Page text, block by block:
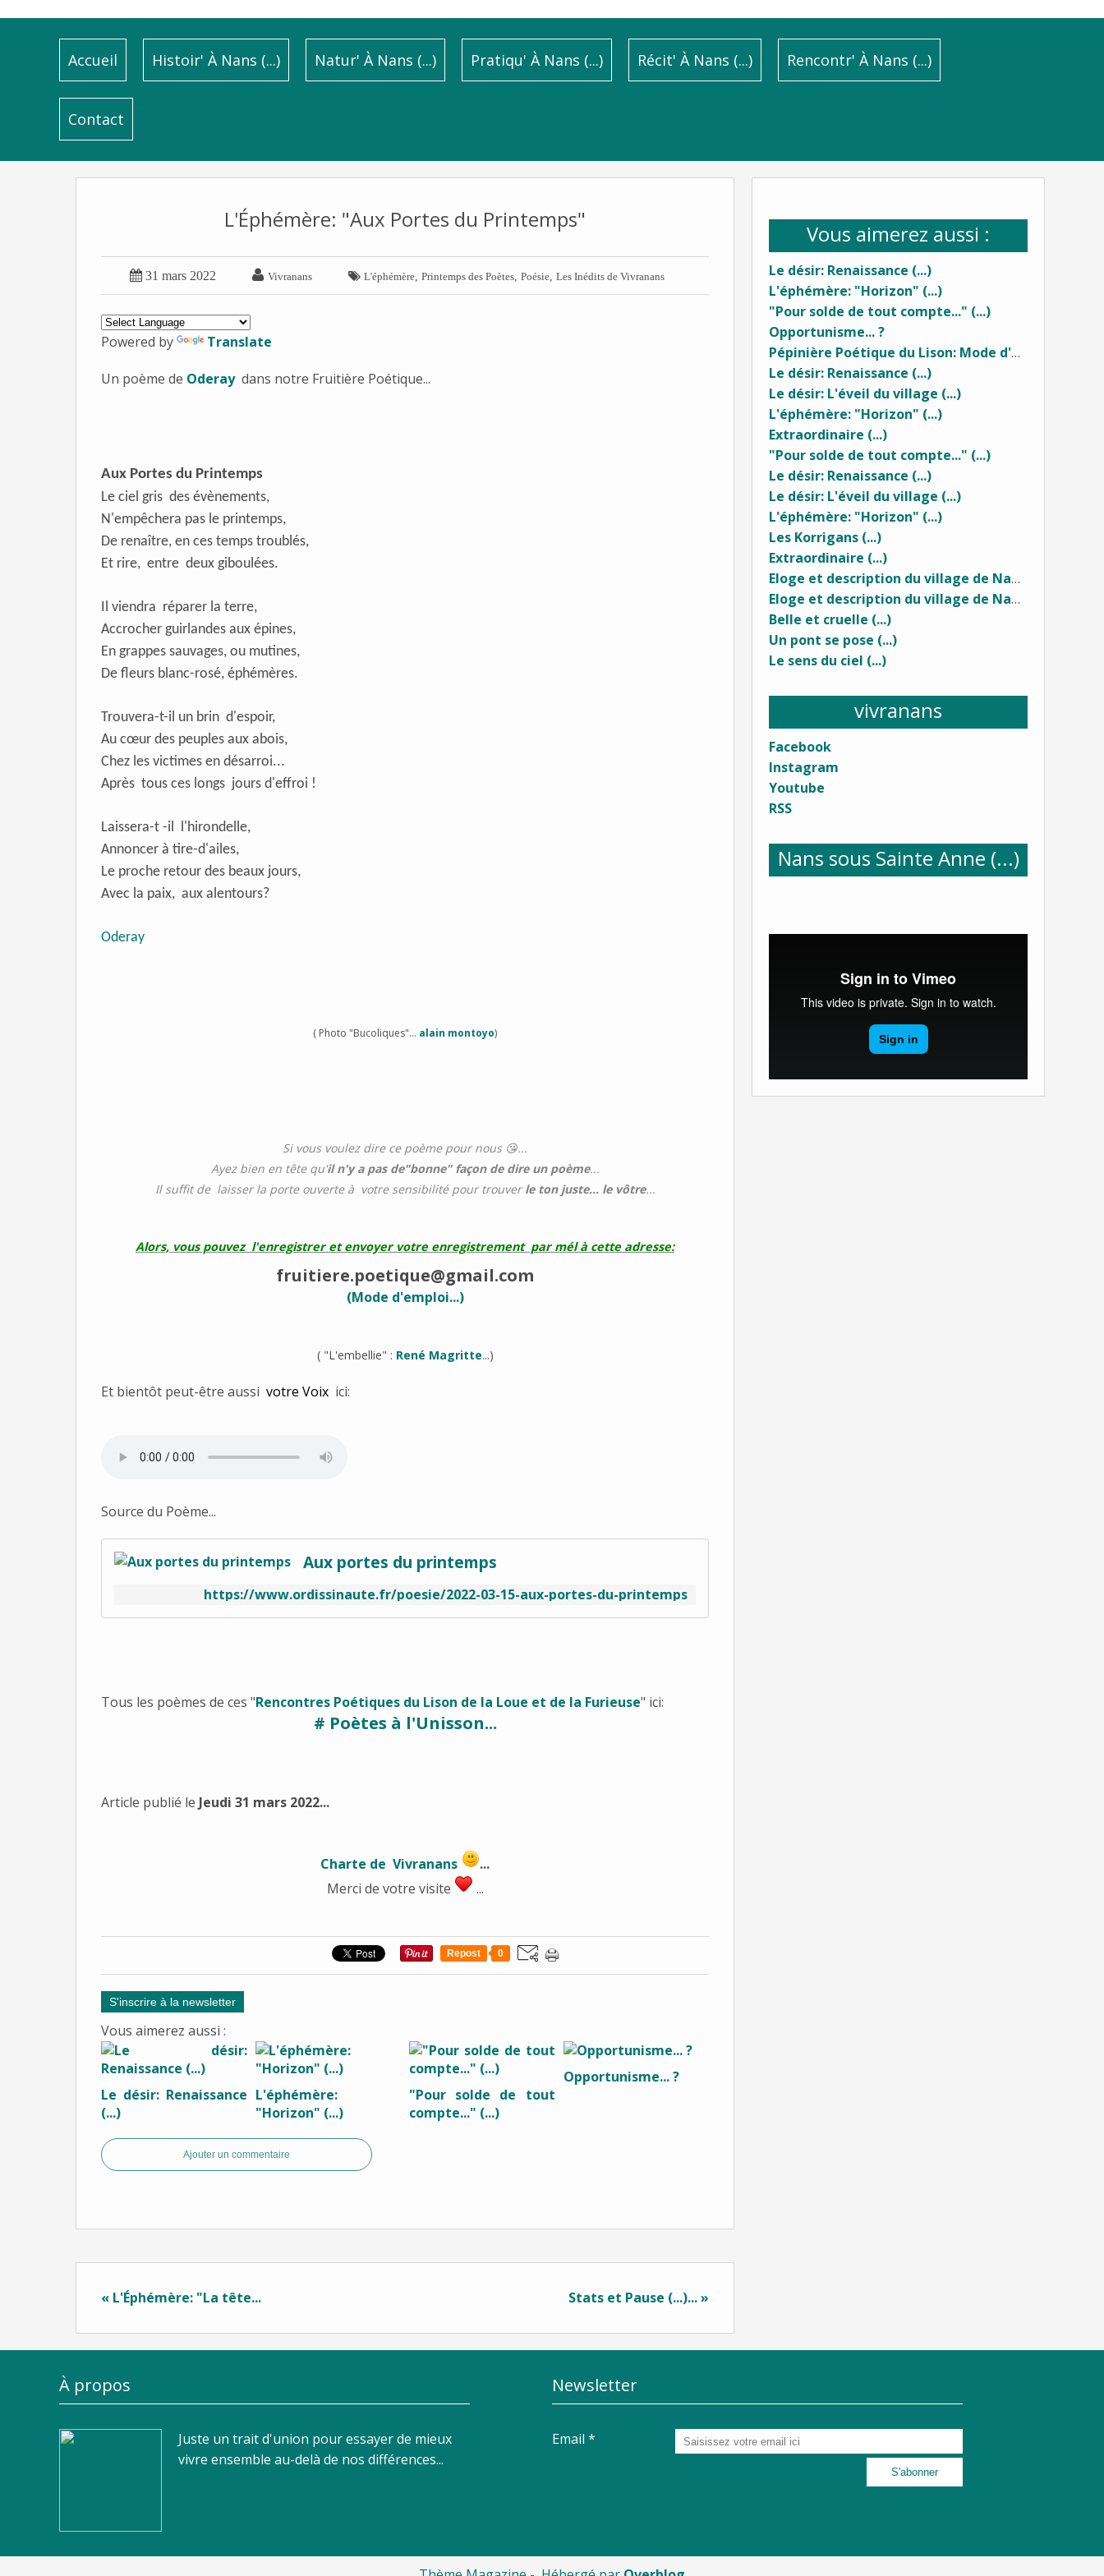
Accueil Histoir' À Nans (...) Natur' À Nans (...) Pratiqu' À Nans (...) Récit' À Nans (...) Rencontr' À Nans (...)
Contact
Vous aimerez aussi :
Le désir: Renaissance (...)
L'éphémère: "Horizon" (...)
"Pour solde de tout compte..." (...)
Opportunisme... ?
Pépinière Poétique du Lison: Mode d'emploi (...)
Le désir: Renaissance (...)
Le désir: L'éveil du village (...)
L'éphémère: "Horizon" (...)
Extraordinaire (...)
"Pour solde de tout compte..." (...)
Le désir: Renaissance (...)
Le désir: L'éveil du village (...)
L'éphémère: "Horizon" (...)
Les Korrigans (...)
Extraordinaire (...)
Eloge et description du village de Nans sous Sainte Anne... (2)
Eloge et description du village de Nans sous Sainte Anne (1) ...
Belle et cruelle (...)
Un pont se pose (...)
Le sens du ciel (...)
vivranans
Facebook
Instagram
Youtube
RSS
Nans sous Sainte Anne (...)
L'Éphémère: "Aux Portes du Printemps"
 31 mars 2022  Vivranans  L'éphémère, Printemps des Poètes, Poésie, Les Inédits de Vivranans
Powered by Translate
Un poème de Oderay dans notre Fruitière Poétique...
Aux Portes du Printemps
Le ciel gris des évènements,
N'empêchera pas le printemps,
De renaître, en ces temps troublés,
Et rire, entre deux giboulées.
Il viendra réparer la terre,
Accrocher guirlandes aux épines,
En grappes sauvages, ou mutines,
De fleurs blanc-rosé, éphémères.
Trouvera-t-il un brin d'espoir,
Au cœur des peuples aux abois,
Chez les victimes en désarroi...
Après tous ces longs jours d'effroi !
Laissera-t -il l'hirondelle,
Annoncer à tire-d'ailes,
Le proche retour des beaux jours,
Avec la paix, aux alentours?
Oderay
( Photo "Bucoliques"... alain montoyo)
Si vous voulez dire ce poème pour nous 😘...
Ayez bien en tête qu'il n'y a pas de"bonne" façon de dire un poème...
Il suffit de laisser la porte ouverte à votre sensibilité pour trouver le ton juste... le vôtre...
Alors, vous pouvez l'enregistrer et envoyer votre enregistrement par mél à cette adresse:
fruitiere.poetique@gmail.com
(Mode d'emploi...)
( "L'embellie" : René Magritte...)
Et bientôt peut-être aussi votre Voix ici:
Source du Poème...
Aux portes du printemps
https://www.ordissinaute.fr/poesie/2022-03-15-aux-portes-du-printemps
Tous les poèmes de ces "Rencontres Poétiques du Lison de la Loue et de la Furieuse" ici:
# Poètes à l'Unisson...
Article publié le Jeudi 31 mars 2022...
Charte de Vivranans
...
Merci de votre visite
...
Repost 0
S'inscrire à la newsletter
Vous aimerez aussi :
Le désir: Renaissance
(...)
L'éphémère:
"Horizon" (...)
"Pour solde de tout
compte..." (...)
Opportunisme... ?
Ajouter un commentaire
« L'Éphémère: "La tête... Stats et Pause (...)... »
À propos
Juste un trait d'union pour essayer de mieux
vivre ensemble au-delà de nos différences...
Newsletter
Email